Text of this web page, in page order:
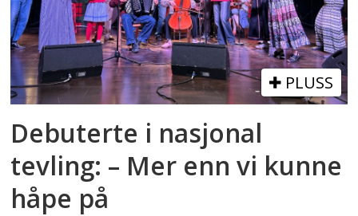
PLUSS
Debuterte i nasjonal
tevling: – Mer enn vi kunne
håpe på